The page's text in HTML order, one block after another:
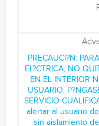
PRECAUCI?N: PARA REDUCIR EL RIESGO DE DESCARGA EL?CTRICA, NO QUITE LA TAPA (NI LA PARTE POSTERIOR). EN EL INTERIOR NO HAY PIEZAS UTILIZABLES PARA EL USUARIO. P?NGASE EN CONTACTO CON PERSONAL DE SERVICIO CUALIFICADO. Este s?mbolo tiene como objetivo alertar al usuario de la presencia de un "voltaje peligroso" sin aislamiento dentro de la carcasa del producto, que puede tener la suficiente potencia como para constituir un riesgo de descarga el?ctrica para las personas. Este s?mbolo tiene como objetivo alertar al usuario de la presencia de importantes instrucciones de mantenimiento y funcionamiento en la documentaci?n que acompa?a al producto. ADVERTENCIA: PARA REDUCIR EL RIESGO DE INCENDIO Y DESCARGA EL?CTRICA, NO EXPONGA EL PRODUCTO A LA LLUVIA O A LA HUMEDAD. ?? PARA EVITAR INCENDIOS, MANTENGA LAS VELAS U OTROS OBJETOS CON LLAMA EXPUESTA ALEJADOS DE ESTE PRODUCTO EN TODO MOMENTO. ?? No coloque la TV ni el mando a distancia en los siguientes entornos: -- Mantenga el producto lejos de los rayos directos del sol. -- Un ?rea con mucha humedad, como un cuarto de ba?o. -- Cerca de cualquier fuente de calor, como hornos u otros dispositivos que emitan calor. -- Cerca de la encimera de la cocina o de un humidificador, donde puede estar expuesta a vapor o aceite. -- Un ?rea expuesta a la lluvia o al viento. -- El aparato no debe quedar expuesto a goteras o salpicaduras. Tampoco deber? colocar encima objetos con contenido l?quido, como floreros, copas, etc. (por ejemplo, encima de estanter?as). -- No coloque el televisor cerca de objetos inflamables como gasolina o velas ni lo exponga directamente al aire acondicionado. -- No lo instale en lugares con un exceso de polvo. Si lo hace, podr?a producirse un incendio, una descarga el?ctrica, combusti?n/explosi?n, mal funcionamiento o deformaci?n del producto. ?? Ventilaci?n -- Instale el televisor en un lugar que disponga de una estanter?a. No lo instale en un espacio cerrado, como una balda de un mueble de estanter?as. -- No instale el producto en una alfombra o un coj?n. -- No bloquee o cubra el producto con un pa?o u otro material mientras la unidad est? enchufada. ?? Tenga cuidado de no tocar las aberturas de ventilaci?n. Si el televisor est? encendido durante un per?odo de tiempo prolongado, las aberturas de ventilaci?n pueden calentarse. el cable de alimentaci?n de un mal uso f?sico o mec?nico: no lo retuerza, doble, ni camine sobre ?l y evite que se quede atascado en una puerta. Preste especial atenci?n a los enchufes, las tomas de pared y el punto de salida del cable en el dispositivo. ?? No cambie de lugar el televisor mientras el cable de alimentaci?n se encuentra conectado. ?? No utilice un cable de alimentaci?n suelto o da?ado. ?? No tire directamente del cable de alimentacion para desconectar la pantalla. Asegurese de tirar del enchufe y no del cable al desenchufar el cable de alimentacion. ?? No conecte demasiados dispositivos a la misma toma de alimentaci?n de CA, ya que esto podr?a dar lugar a un incendio o una descarga el?ctrica. ?? Desconexi?n del dispositivo de la alimentaci?n principal -- El enchufe de alimentaci?n es el